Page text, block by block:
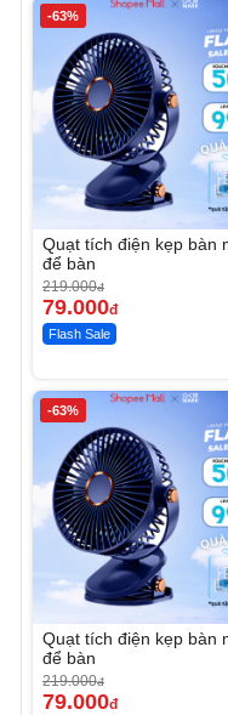
-63%
Quạt tích điện kẹp bàn
để bàn
219.000đ
79.000đ
Flash Sale
-63%
Quạt tích điện kẹp bàn
để bàn
219.000đ
79.000đ